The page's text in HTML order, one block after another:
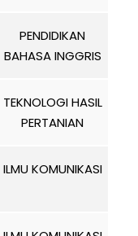
PENDIDIKAN
BAHASA INGGRIS
TEKNOLOGI HASIL
PERTANIAN
ILMU KOMUNIKASI